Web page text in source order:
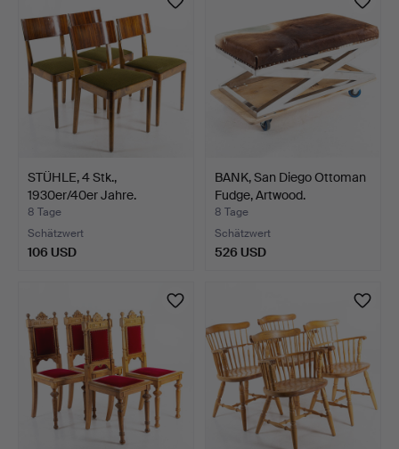
STÜHLE, 4 Stk.,
1930er/40er Jahre.
8 Tage
Schätzwert
106 USD
BANK, San Diego Ottoman
Fudge, Artwood.
8 Tage
Schätzwert
526 USD